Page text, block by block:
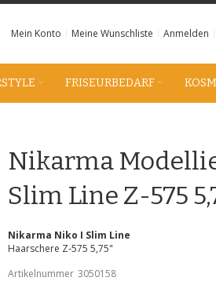
Mein Konto Meine Wunschliste Anmelden
FRISEURBEDARF
Nikarma
Slim Line Z-575
Nikarma Niko I Slim Line
Haarschere Z-575 5,75"
Artikelnummer 3050158